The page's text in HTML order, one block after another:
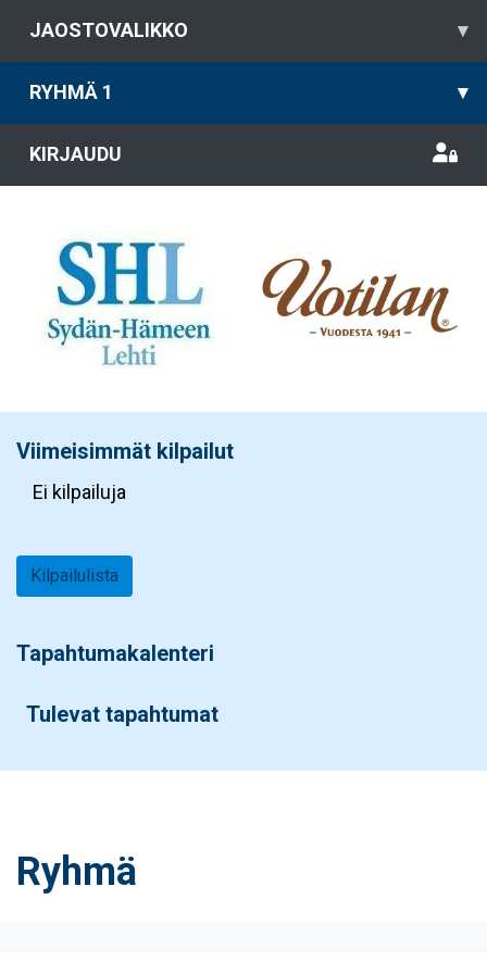
JAOSTOVALIKKO ▾
RYHMÄ 1 ▾
KIRJAUDU
Viimeisimmät kilpailut
Ei kilpailuja
Kilpailulista
Tapahtumakalenteri
Tulevat tapahtumat
Ryhmä